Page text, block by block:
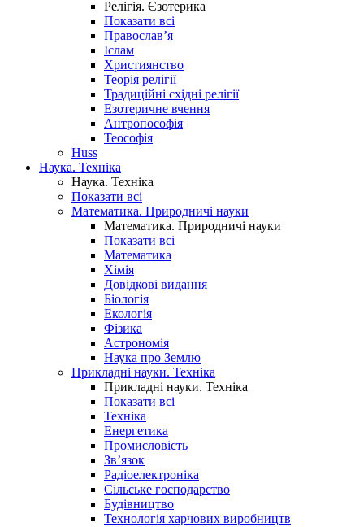
Релігія. Єзотерика
Показати всі
Православ’я
Іслам
Християнство
Теорія релігії
Традиційні східні релігії
Езотеричне вчення
Антропософія
Теософія
Huss
Наука. Техніка
Наука. Техніка
Показати всі
Математика. Природничі науки
Математика. Природничі науки
Показати всі
Математика
Хімія
Довідкові видання
Біологія
Екологія
Фізика
Астрономія
Наука про Землю
Прикладні науки. Техніка
Прикладні науки. Техніка
Показати всі
Техніка
Енергетика
Промисловість
Зв’язок
Радіоелектроніка
Сільське господарство
Будівництво
Технологія харчових виробництв